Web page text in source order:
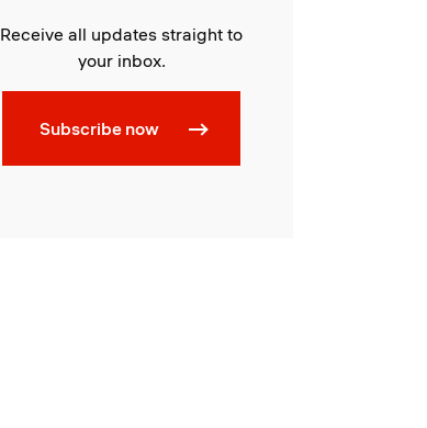
Receive all updates straight to
your inbox.
Subscribe now